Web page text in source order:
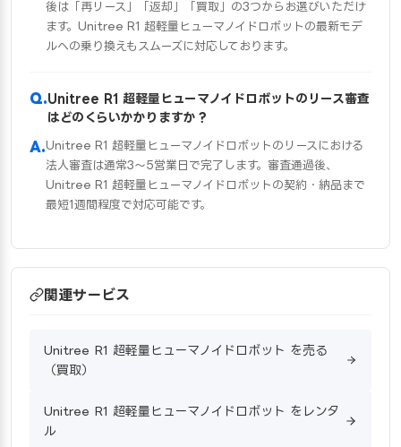
後は「再リース」「返却」「買取」の3つからお選びいただけ
ます。Unitree R1 超軽量ヒューマノイドロボットの最新モデ
ルへの乗り換えもスムーズに対応しております。
Unitree R1 超軽量ヒューマノイドロボットのリース審査
はどのくらいかかりますか？
Unitree R1 超軽量ヒューマノイドロボットのリースにおける
法人審査は通常3〜5営業日で完了します。審査通過後、
Unitree R1 超軽量ヒューマノイドロボットの契約・納品まで
最短1週間程度で対応可能です。
関連サービス
Unitree R1 超軽量ヒューマノイドロボット を売る
（買取）
Unitree R1 超軽量ヒューマノイドロボット をレンタ
ル